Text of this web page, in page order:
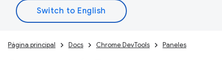
Página principal Docs Chrome DevTools Paneles